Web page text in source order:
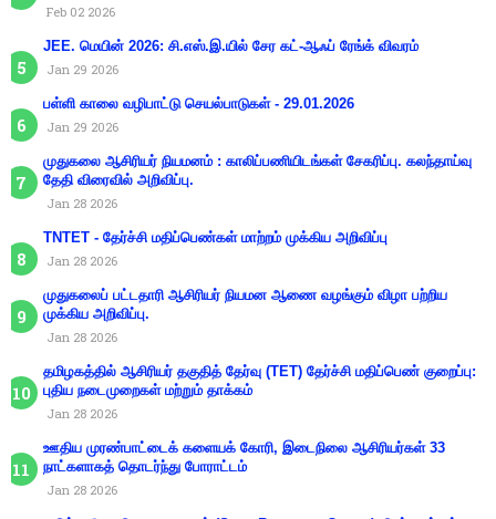
Feb 02 2026
JEE. மெயின் 2026: சி.எஸ்.இ.யில் சேர கட்-ஆஃப் ரேங்க் விவரம்
Jan 29 2026
பள்ளி காலை வழிபாட்டு செயல்பாடுகள் - 29.01.2026
Jan 29 2026
முதுகலை ஆசிரியர் நியமனம் : காலிப்பணியிடங்கள் சேகரிப்பு. கலந்தாய்வு
தேதி விரைவில் அறிவிப்பு.
Jan 28 2026
TNTET - தேர்ச்சி மதிப்பெண்கள் மாற்றம் முக்கிய அறிவிப்பு
Jan 28 2026
முதுகலைப் பட்டதாரி ஆசிரியர் நியமன ஆணை வழங்கும் விழா பற்றிய
முக்கிய அறிவிப்பு.
Jan 28 2026
தமிழகத்தில் ஆசிரியர் தகுதித் தேர்வு (TET) தேர்ச்சி மதிப்பெண் குறைப்பு:
புதிய நடைமுறைகள் மற்றும் தாக்கம்
Jan 28 2026
ஊதிய முரண்பாட்டைக் களையக் கோரி, இடைநிலை ஆசிரியர்கள் 33
நாட்களாகத் தொடர்ந்து போராட்டம்
Jan 28 2026